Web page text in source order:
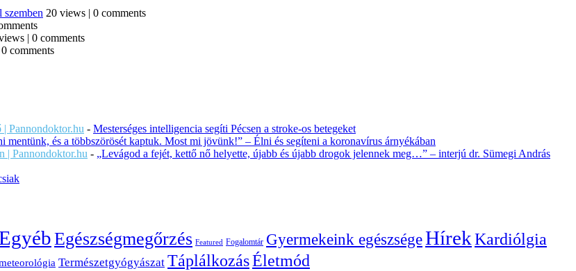
20 views | 0 comments
| 0 comments
0 comments
Pannondoktor.hu - Mesterséges intelligencia segíti Pécsen a stroke-os betegeket
mentünk, és a többszörösét kaptuk. Most mi jövünk!” – Élni és segíteni a koronavírus árnyékában
| Pannondoktor.hu - „Levágod a fejét, kettő nő helyette, újabb és újabb drogok jelennek meg…” – interjú dr. Sümegi András
Egészségmegőrzés Featured Fogalomtár Gyermekeink egészségeHírekKardiólgia
Természetgyógyászat TáplálkozásÉletmód